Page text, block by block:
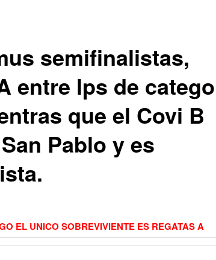
semifinalistas,
entre lps de
que el Covi B
Pablo y es
EL UNICO SOBREVIVIENTE ES REGATAS A